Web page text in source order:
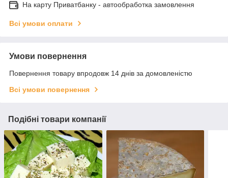
На карту Приватбанку - автообработка замовлення
Всі умови оплати
Умови повернення
Повернення товару впродовж 14 днів за домовленістю
Всі умови повернення
Подібні товари компанії